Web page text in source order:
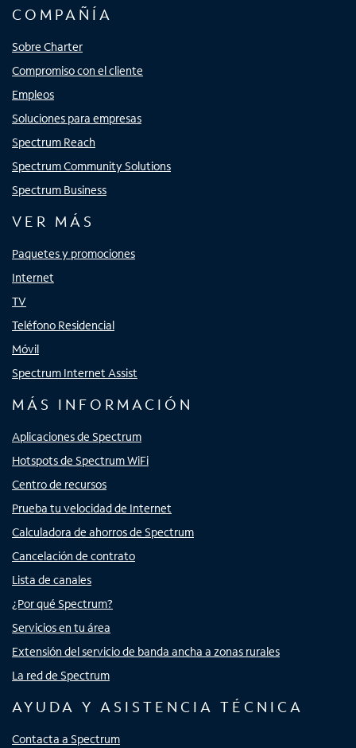
COMPAÑÍA
Sobre Charter
Compromiso con el cliente
Empleos
Soluciones para empresas
Spectrum Reach
Spectrum Community Solutions
Spectrum Business
VER MÁS
Paquetes y promociones
Internet
TV
Teléfono Residencial
Móvil
Spectrum Internet Assist
MÁS INFORMACIÓN
Aplicaciones de Spectrum
Hotspots de Spectrum WiFi
Centro de recursos
Prueba tu velocidad de Internet
Calculadora de ahorros de Spectrum
Cancelación de contrato
Lista de canales
¿Por qué Spectrum?
Servicios en tu área
Extensión del servicio de banda ancha a zonas rurales
La red de Spectrum
AYUDA Y ASISTENCIA TÉCNICA
Contacta a Spectrum